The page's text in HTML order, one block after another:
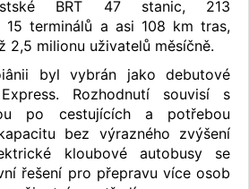
BRT 47 stanic, 213
15 terminálů a asi 108 km tras,
2,5 milionu uživatelů měsíčně.
byl vybrán jako debutové
Rozhodnutí souvisí s
po cestujících a potřebou
bez výrazného zvýšení
kloubové autobusy se
řešení pro přepravu více osob